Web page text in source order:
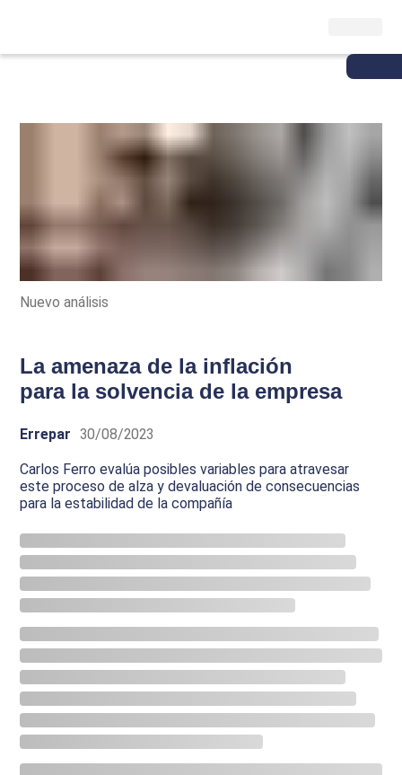
Nuevo análisis
La amenaza de la inflación
para la solvencia de la empresa
Errepar 30/08/2023
Carlos Ferro evalúa posibles variables para atravesar
este proceso de alza y devaluación de consecuencias
para la estabilidad de la compañía